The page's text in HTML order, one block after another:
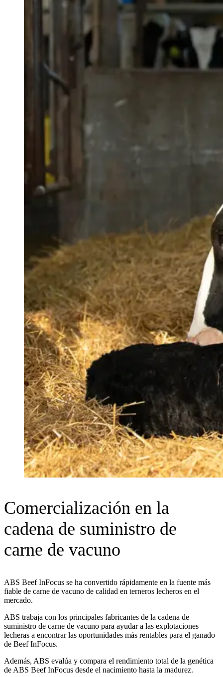
Comercialización en la
cadena de suministro de
carne de vacuno
ABS Beef InFocus se ha convertido rápidamente en la fuente más
fiable de carne de vacuno de calidad en terneros lecheros en el
mercado.
ABS trabaja con los principales fabricantes de la cadena de
suministro de carne de vacuno para ayudar a las explotaciones
lecheras a encontrar las oportunidades más rentables para el ganado
de Beef InFocus.
Además, ABS evalúa y compara el rendimiento total de la genética
de ABS Beef InFocus desde el nacimiento hasta la madurez.